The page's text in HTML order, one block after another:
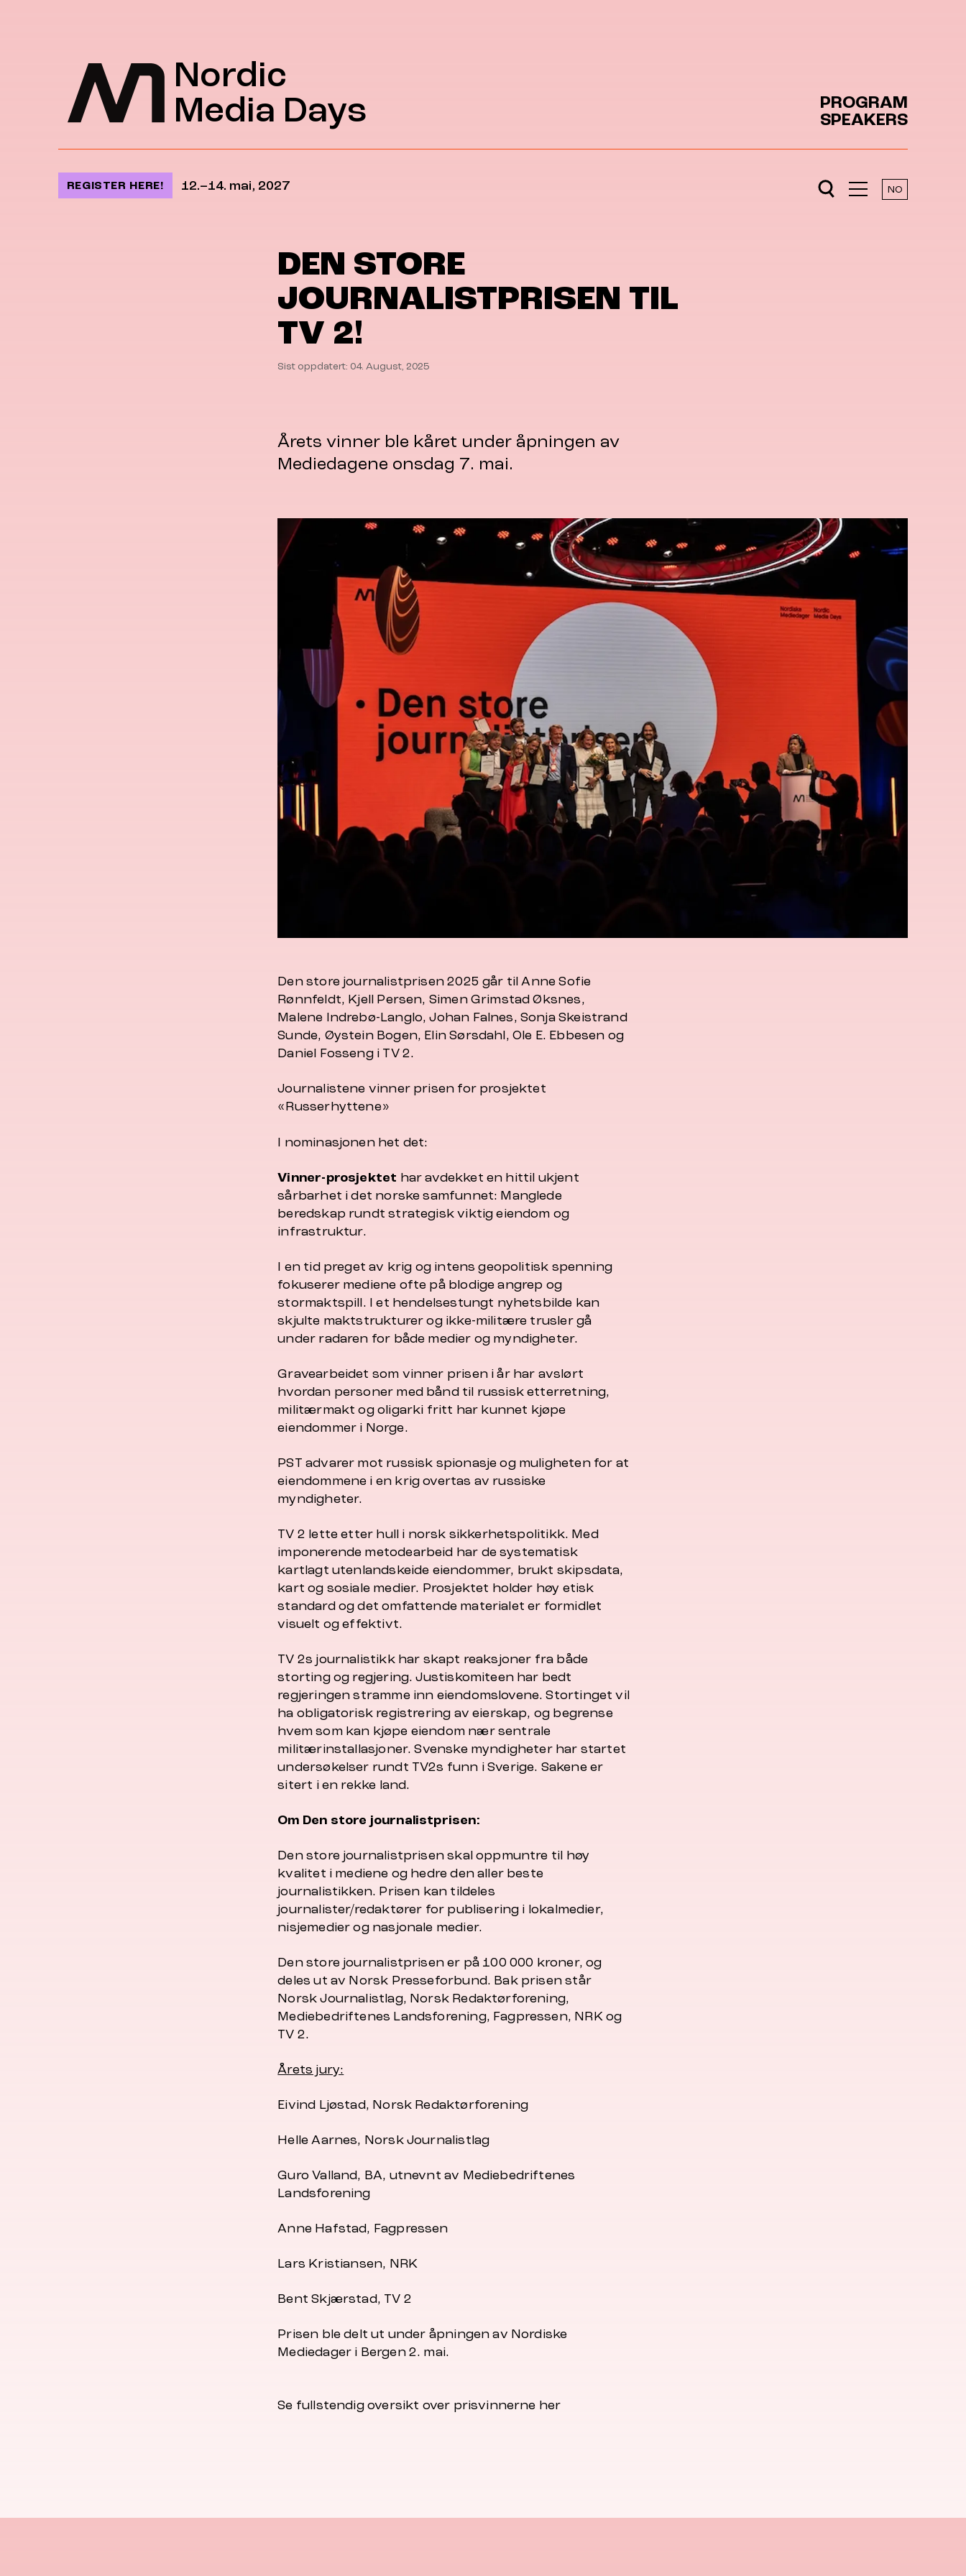
Nordic
Media Days
PROGRAM
SPEAKERS
REGISTER HERE! 12.–14. mai, 2027 NO
DEN STORE
JOURNALISTPRISEN TIL
TV 2!
Sist oppdatert: 04. August, 2025
Årets vinner ble kåret under åpningen av
Mediedagene onsdag 7. mai.
Den store journalistprisen 2025 går til Anne Sofie
Rønnfeldt, Kjell Persen, Simen Grimstad Øksnes,
Malene Indrebø-Langlo, Johan Falnes, Sonja Skeistrand
Sunde, Øystein Bogen, Elin Sørsdahl, Ole E. Ebbesen og
Daniel Fosseng i TV 2.
Journalistene vinner prisen for prosjektet
«Russerhyttene»
I nominasjonen het det:
Vinner-prosjektet har avdekket en hittil ukjent
sårbarhet i det norske samfunnet: Manglede
beredskap rundt strategisk viktig eiendom og
infrastruktur.
I en tid preget av krig og intens geopolitisk spenning
fokuserer mediene ofte på blodige angrep og
stormaktspill. I et hendelsestungt nyhetsbilde kan
skjulte maktstrukturer og ikke-militære trusler gå
under radaren for både medier og myndigheter.
Gravearbeidet som vinner prisen i år har avslørt
hvordan personer med bånd til russisk etterretning,
militærmakt og oligarki fritt har kunnet kjøpe
eiendommer i Norge.
PST advarer mot russisk spionasje og muligheten for at
eiendommene i en krig overtas av russiske
myndigheter.
TV 2 lette etter hull i norsk sikkerhetspolitikk. Med
imponerende metodearbeid har de systematisk
kartlagt utenlandskeide eiendommer, brukt skipsdata,
kart og sosiale medier. Prosjektet holder høy etisk
standard og det omfattende materialet er formidlet
visuelt og effektivt.
TV 2s journalistikk har skapt reaksjoner fra både
storting og regjering. Justiskomiteen har bedt
regjeringen stramme inn eiendomslovene. Stortinget vil
ha obligatorisk registrering av eierskap, og begrense
hvem som kan kjøpe eiendom nær sentrale
militærinstallasjoner. Svenske myndigheter har startet
undersøkelser rundt TV2s funn i Sverige. Sakene er
sitert i en rekke land.
Om Den store journalistprisen:
Den store journalistprisen skal oppmuntre til høy
kvalitet i mediene og hedre den aller beste
journalistikken. Prisen kan tildeles
journalister/redaktører for publisering i lokalmedier,
nisjemedier og nasjonale medier.
Den store journalistprisen er på 100 000 kroner, og
deles ut av Norsk Presseforbund. Bak prisen står
Norsk Journalistlag, Norsk Redaktørforening,
Mediebedriftenes Landsforening, Fagpressen, NRK og
TV 2.
Årets jury:
Eivind Ljøstad, Norsk Redaktørforening
Helle Aarnes, Norsk Journalistlag
Guro Valland, BA, utnevnt av Mediebedriftenes
Landsforening
Anne Hafstad, Fagpressen
Lars Kristiansen, NRK
Bent Skjærstad, TV 2
Prisen ble delt ut under åpningen av Nordiske
Mediedager i Bergen 2. mai.
Se fullstendig oversikt over prisvinnerne her